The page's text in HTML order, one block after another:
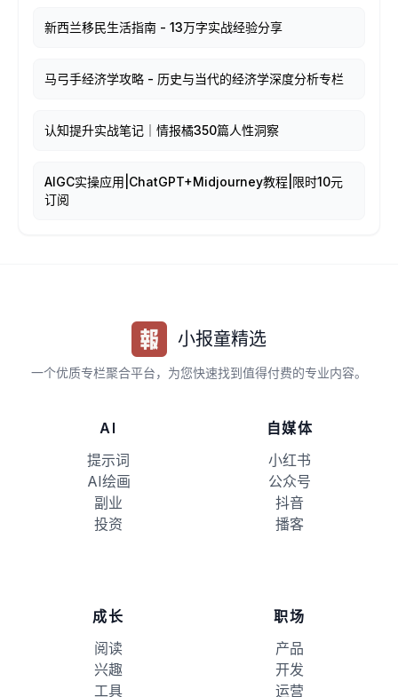
新西兰移民生活指南 - 13万字实战经验分享
马弓手经济学攻略 - 历史与当代的经济学深度分析专栏
认知提升实战笔记｜情报橘350篇人性洞察
AIGC实操应用|ChatGPT+Midjourney教程|限时10元
订阅
小报童精选
一个优质专栏聚合平台，为您快速找到值得付费的专业内容。
AI
提示词
AI绘画
副业
投资
自媒体
小红书
公众号
抖音
播客
成长
阅读
兴趣
工具
职场
产品
开发
运营